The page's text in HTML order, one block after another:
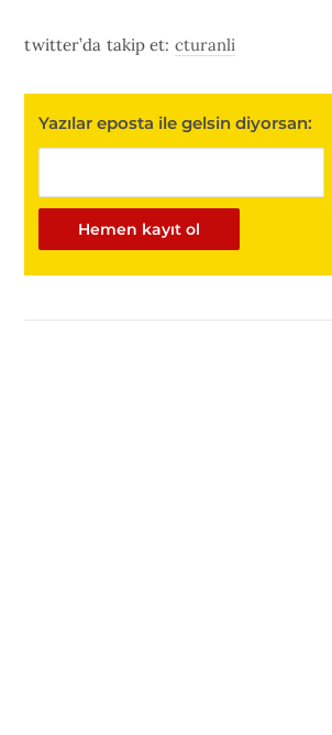
twitter’da takip et: cturanli
Yazılar eposta ile gelsin diyorsan: